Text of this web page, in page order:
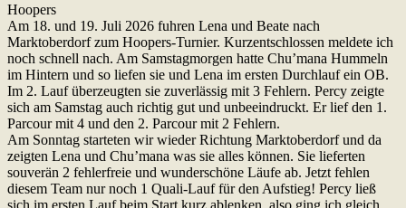
Hoopers
Am 18. und 19. Juli 2026 fuhren Lena und Beate nach
Marktoberdorf zum Hoopers-Turnier. Kurzentschlossen meldete ich
noch schnell nach. Am Samstagmorgen hatte Chu’mana Hummeln
im Hintern und so liefen sie und Lena im ersten Durchlauf ein OB.
Im 2. Lauf überzeugten sie zuverlässig mit 3 Fehlern. Percy zeigte
sich am Samstag auch richtig gut und unbeeindruckt. Er lief den 1.
Parcour mit 4 und den 2. Parcour mit 2 Fehlern.
Am Sonntag starteten wir wieder Richtung Marktoberdorf und da
zeigten Lena und Chu’mana was sie alles können. Sie lieferten
souverän 2 fehlerfreie und wunderschöne Läufe ab. Jetzt fehlen
diesem Team nur noch 1 Quali-Lauf für den Aufstieg! Percy ließ
sich im ersten Lauf beim Start kurz ablenken, also ging ich gleich